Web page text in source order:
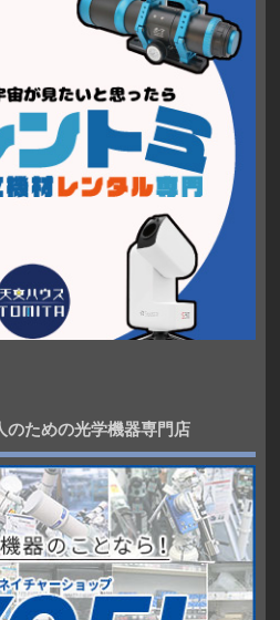
のための光学機器専門店